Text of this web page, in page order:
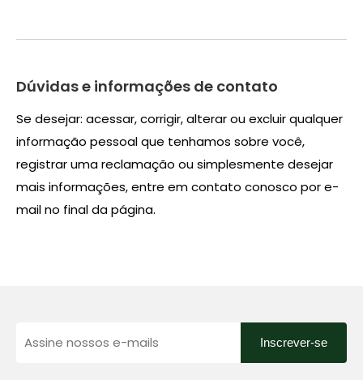
Dúvidas e informações de contato
Se desejar: acessar, corrigir, alterar ou excluir qualquer
informação pessoal que tenhamos sobre você,
registrar uma reclamação ou simplesmente desejar
mais informações, entre em contato conosco por e-
mail no final da página.
Inscrever-se